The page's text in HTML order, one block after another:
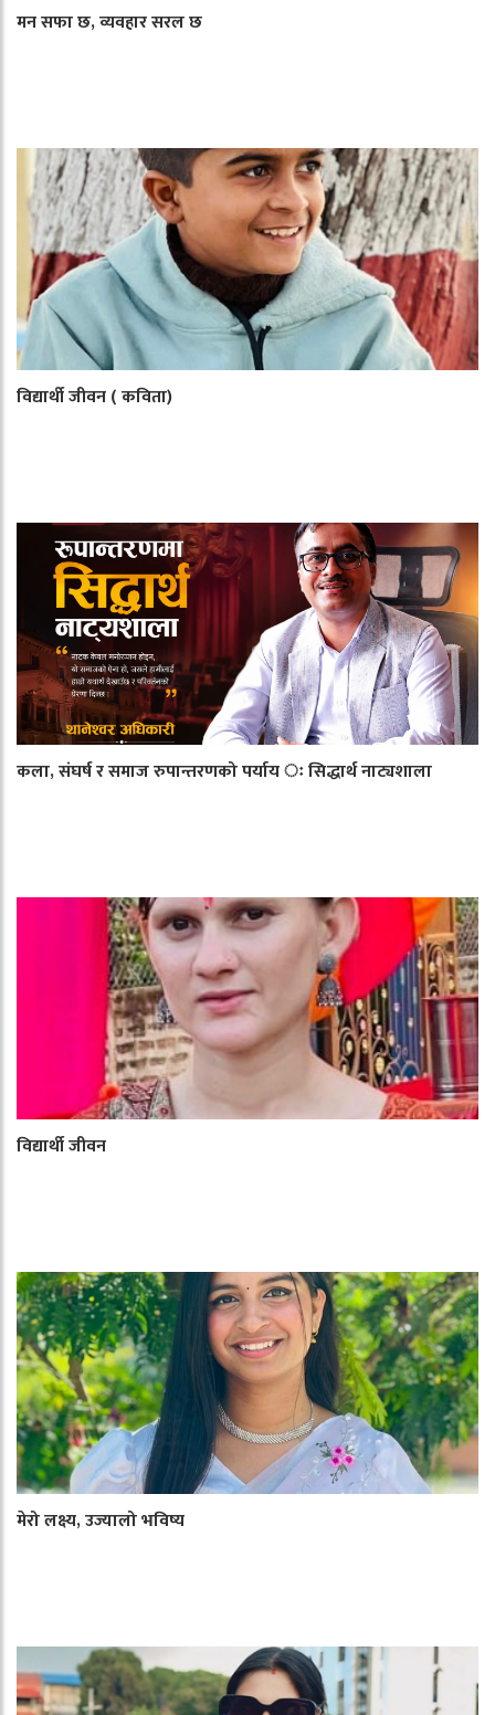
मन सफा छ, व्यवहार सरल छ
विद्यार्थी जीवन ( कविता)
कला, संघर्ष र समाज रुपान्तरणको पर्याय ः सिद्धार्थ नाट्यशाला
विद्यार्थी जीवन
मेरो लक्ष्य, उज्यालो भविष्य